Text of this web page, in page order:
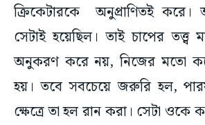
ক্রিকেটারকে অনুপ্রাণিতই করে।
সেটাই হয়েছিল। তাই চাপের তত্ত্ব
অনুকরণ করে নয়, নিজের মতো
হয়। তবে সবচেয়ে জরুরি হল,
ক্ষেত্রে তা হল রান করা। সেটা ওকে